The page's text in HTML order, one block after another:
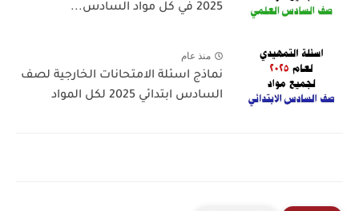
2025 في كل مواد السادس...
منذ عام
نماذج اسئلة الامتحانات الخارجية لصف
السادس ابتدائي 2025 لكل المواد